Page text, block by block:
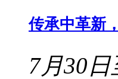
传承中革新
7月30